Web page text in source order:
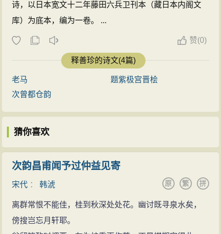
诗，以日本宽文十二年藤田六兵卫刊本（藏日本内阁文
库）为底本，编为一卷。 ...
赞(0)
释善珍的诗文(4篇)
老马
题紫极宫晋桧
次曾都仓韵
猜你喜欢
次韵昌甫闻予过仲益见寄
宋代 ：韩淲 拼
繁
原
离群常恨不能佳，桂到秋深处处花。幽讨既寻泉水矣，
傍搜岂忘月轩耶。